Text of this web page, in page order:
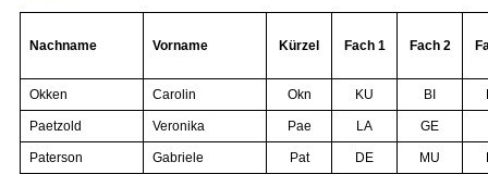
Nachname Vorname Kürzel Fach 1 Fach 2
Okken Carolin Okn KU BI
Paetzold Veronika Pae LA GE
Paterson Gabriele Pat DE MU